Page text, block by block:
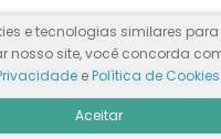
e tecnologias similares
nosso site, você concorda
ePolítica de Cookies
Aceitar